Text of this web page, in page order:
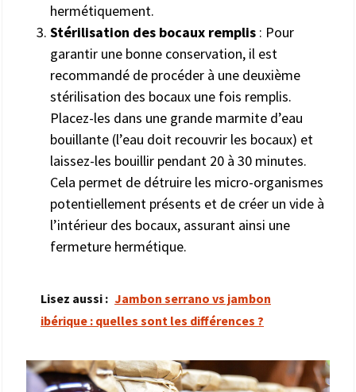
hermétiquement.
Stérilisation des bocaux remplis : Pour
garantir une bonne conservation, il est
recommandé de procéder à une deuxième
stérilisation des bocaux une fois remplis.
Placez-les dans une grande marmite d’eau
bouillante (l’eau doit recouvrir les bocaux) et
laissez-les bouillir pendant 20 à 30 minutes.
Cela permet de détruire les micro-organismes
potentiellement présents et de créer un vide à
l’intérieur des bocaux, assurant ainsi une
fermeture hermétique.
Lisez aussi : Jambon serrano vs jambon
ibérique : quelles sont les différences ?